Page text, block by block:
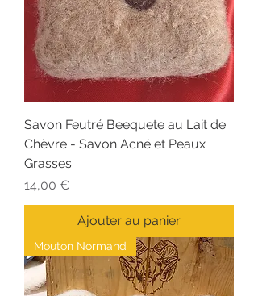
Savon Feutré Beequete au Lait de
Chèvre - Savon Acné et Peaux
Grasses
Prix
14,00 €
Ajouter au panier
Mouton Normand